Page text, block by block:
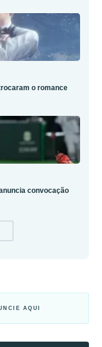
o romance
convocação
AQUI